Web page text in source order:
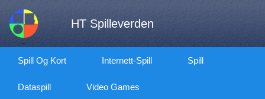
HT Spilleverden
Spill Og Kort Internett-Spill Spill
Dataspill Video Games